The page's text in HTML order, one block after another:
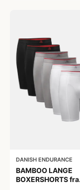
DANISH ENDURANCE
BAMBOO LANGE
BOXERSHORTS fra